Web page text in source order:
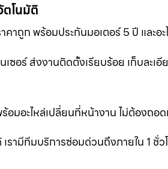
ตโนมัติ
าถูก พร้อมประกันมอเตอร์ 5 ปี และอะ
เซอร์ ส่งงานติดตั้งเรียบร้อย เก็บล
อมอะไหล่เปลี่ยนที่หน้างาน ไม่ต้องถอ
ามีทีมบริการซ่อมด่วนถึงภายใน 1 ชั่ว